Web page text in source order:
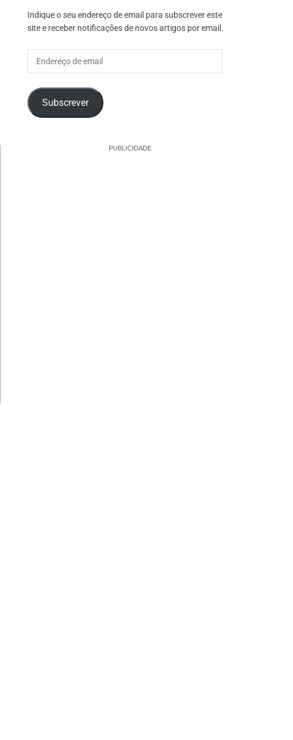
Indique o seu endereço de email para subscrever este
site e receber notificações de novos artigos por email.
Subscrever
PUBLICIDADE